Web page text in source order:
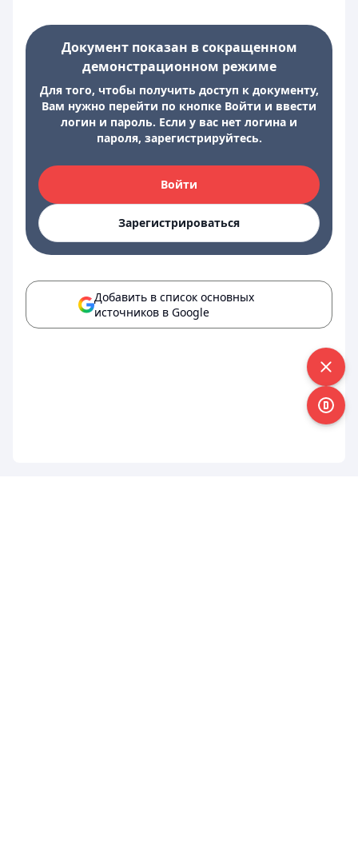
Документ показан в сокращенном
демонстрационном режиме
Для того, чтобы получить доступ к документу,
Вам нужно перейти по кнопке Войти и ввести
логин и пароль. Если у вас нет логина и
пароля, зарегистрируйтесь.
Войти
Зарегистрироваться
Добавить в список основных
источников в Google